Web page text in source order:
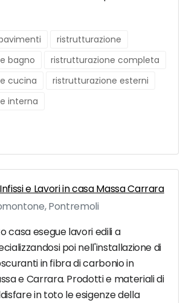
ristrutturazione
bagno
ristrutturazione completa
cucina
ristrutturazione esterni
interna
e Lavori in casa Massa Carrara
Pontremoli
casa esegue lavori edili a
poi nell'installazione di
in fibra di carbonio in
e Carrara. Prodotti e materiali di
in toto le esigenze della